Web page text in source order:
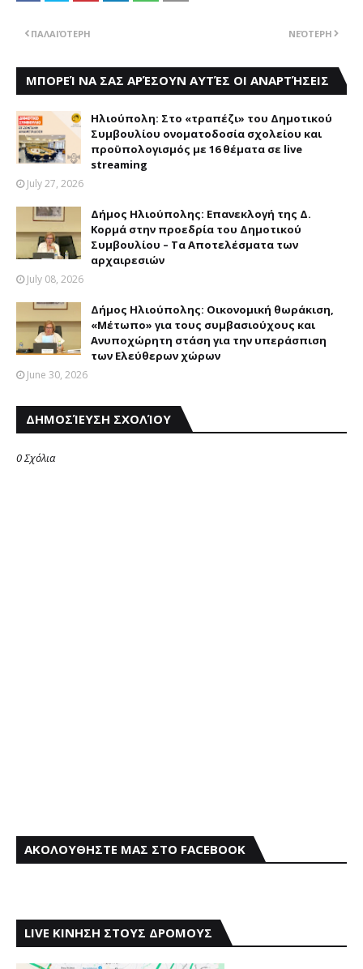
ΝΕΌΤΕΡΗ
ΠΑΛΑΙΌΤΕΡΗ
ΜΠΟΡΕΊ ΝΑ ΣΑΣ ΑΡΈΣΟΥΝ ΑΥΤΈΣ ΟΙ ΑΝΑΡΤΉΣΕΙΣ
Ηλιούπολη: Στο «τραπέζι» του Δημοτικού
Συμβουλίου ονοματοδοσία σχολείου και
προϋπολογισμός με 16 θέματα σε live
streaming
July 27, 2026
Δήμος Ηλιούπολης: Επανεκλογή της Δ.
Kορμά στην προεδρία του Δημοτικού
Συμβουλίου – Tα Aποτελέσματα των
αρχαιρεσιών
July 08, 2026
Δήμος Ηλιούπολης: Oικονομική θωράκιση,
«Mέτωπο» για τους συμβασιούχους και
Aνυποχώρητη στάση για την υπεράσπιση
των Eλεύθερων χώρων
June 30, 2026
ΔΗΜΟΣΊΕΥΣΗ ΣΧΟΛΊΟΥ
0 Σχόλια
ΑΚΟΛΟΥΘΗΣΤΕ ΜΑΣ ΣΤΟ FACEBOOK
LIVE ΚΙΝΗΣΗ ΣΤΟΥΣ ΔΡΟΜΟΥΣ